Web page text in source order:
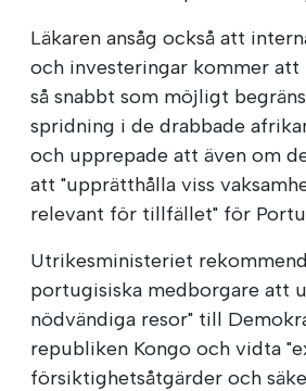
Läkaren ansåg också att
och investeringar kommer att
så snabbt som möjligt
spridning i de drabbade
och upprepade att även om
att "upprätthålla viss
relevant för tillfället" för
Utrikesministeriet
portugisiska medborgare att
nödvändiga resor" till
republiken Kongo och vidta
försiktighetsåtgärder och